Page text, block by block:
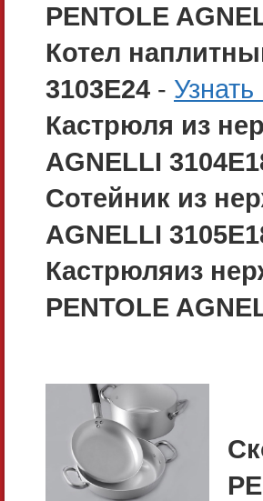
PENTOLE
Котел
3103E24 -
Кастрюля из
AGNELLI
Сотейник из
AGNELLI
Кастрюляиз
PENTOLE